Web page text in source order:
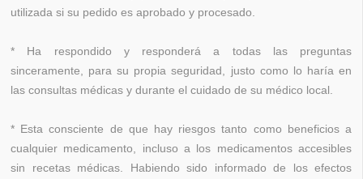
utilizada si su pedido es aprobado y procesado.
* Ha respondido y responderá a todas las preguntas
sinceramente, para su propia seguridad, justo como lo haría en
las consultas médicas y durante el cuidado de su médico local.
* Esta consciente de que hay riesgos tanto como beneficios a
cualquier medicamento, incluso a los medicamentos accesibles
sin recetas médicas. Habiendo sido informado de los efectos